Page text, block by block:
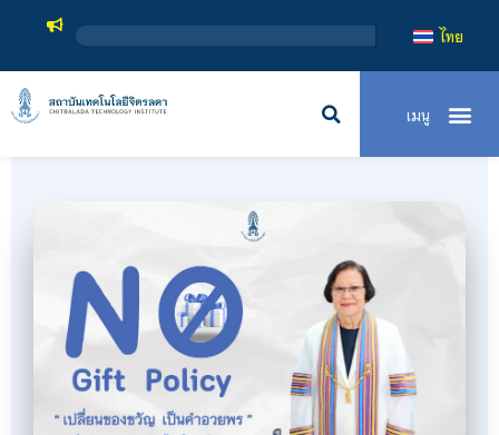
สถาบันเทคโ
ไทย